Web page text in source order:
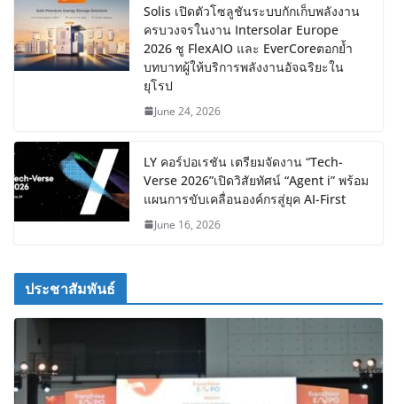
Solis เปิดตัวโซลูชันระบบกักเก็บพลังงาน
ครบวงจรในงาน Intersolar Europe
2026 ชู FlexAIO และ EverCoreตอกย้ำ
บทบาทผู้ให้บริการพลังงานอัจฉริยะใน
ยุโรป
June 24, 2026
LY คอร์ปอเรชัน เตรียมจัดงาน “Tech-
Verse 2026”เปิดวิสัยทัศน์ “Agent i” พร้อม
แผนการขับเคลื่อนองค์กรสู่ยุค AI-First
June 16, 2026
ประชาสัมพันธ์